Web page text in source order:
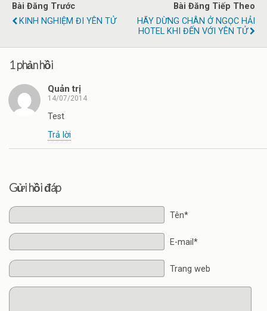
Bài Đăng Trước
KINH NGHIỆM ĐI YÊN TỬ
Bài Đăng Tiếp Theo
HÃY DỪNG CHÂN Ở NGỌC HẢI
HOTEL KHI ĐẾN VỚI YÊN TỬ
1 phản hồi
Quản trị
14/07/2014
Test
Trả lời
Gửi hồi đáp
Tên*
E-mail*
Trang web